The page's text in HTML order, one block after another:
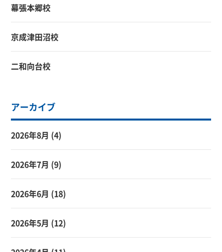
幕張本郷校
京成津田沼校
二和向台校
アーカイブ
2026年8月 (4)
2026年7月 (9)
2026年6月 (18)
2026年5月 (12)